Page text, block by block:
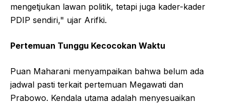
mengetjukan lawan politik, tetapi juga kader-kader
PDIP sendiri," ujar Arifki.
Pertemuan Tunggu Kecocokan Waktu
Puan Maharani menyampaikan bahwa belum ada
jadwal pasti terkait pertemuan Megawati dan
Prabowo. Kendala utama adalah menyesuaikan